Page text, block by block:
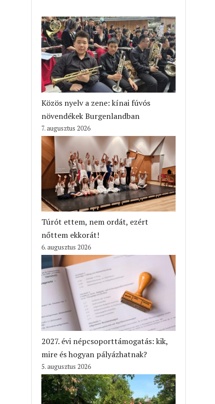
Közös nyelv a zene: kínai fúvós
növendékek Burgenlandban
7. augusztus 2026
Túrót ettem, nem ordát, ezért
nőttem ekkorát!
6. augusztus 2026
2027. évi népcsoporttámogatás: kik,
mire és hogyan pályázhatnak?
5. augusztus 2026